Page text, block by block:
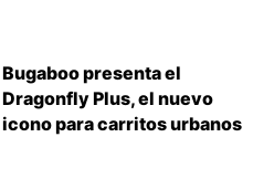
Bugaboo presenta el
Dragonfly Plus, el nuevo
icono para carritos urbanos